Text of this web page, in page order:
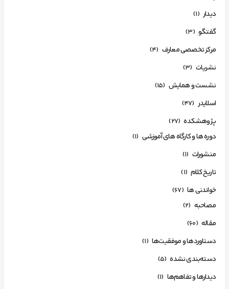
دیدار (1)
گفتگو (3)
مرکز تخصصی معارف (4)
نشریات (3)
نشست و همایش (15)
اسلایدر (47)
پژوهشکده (27)
دوره ها و کارگاه های آموزشی (1)
منشورات (1)
تاریخ کلام (1)
خواندنی ها (67)
مصاحبه (2)
مقاله (60)
دستاوردها و موفقیت‌ها (1)
دسته‌بندی نشده (5)
دیدارها و تفاهم‌ها (1)